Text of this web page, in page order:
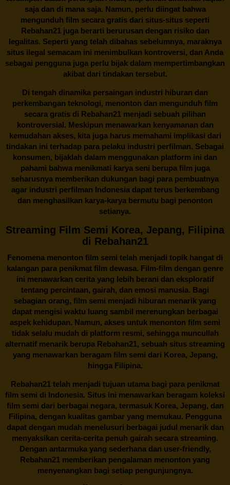
saja dan di mana saja. Namun, perlu diingat bahwa
mengunduh film secara gratis dari situs-situs seperti
Rebahan21 juga berarti berurusan dengan risiko dan
legalitas. Seperti yang telah dibahas sebelumnya, maraknya
situs ilegal semacam ini menimbulkan kontroversi, dan Anda
sebagai pengguna juga perlu bijak dalam mempertimbangkan
akibat dari tindakan tersebut.
Di tengah dinamika persaingan industri hiburan dan
perkembangan teknologi, menonton dan mengunduh film
secara gratis di Rebahan21 menjadi sebuah pilihan
kontroversial. Meskipun menawarkan kenyamanan dan
kemudahan akses, kita juga harus memahami implikasi dari
tindakan ini terhadap para pelaku industri perfilman. Sebagai
konsumen, bijaklah dalam menggunakan platform ini dan
pahami bahwa menikmati karya seni berupa film juga
seharusnya memberikan dukungan bagi para pembuatnya
agar industri perfilman Indonesia dapat terus berkembang
dan menghasilkan karya-karya bermutu bagi penonton
setianya.
Streaming Film Semi Korea, Jepang, Filipina
di Rebahan21
Fenomena menonton film semi telah menjadi topik hangat di
kalangan para penikmat film dewasa. Film-film dengan genre
ini menawarkan cerita yang lebih berani dan eksploratif
tentang percintaan, gairah, dan emosi manusia. Bagi
sebagian orang, film semi menjadi hiburan menarik yang
dapat mengisi waktu luang sambil merenungkan berbagai
aspek kehidupan. Namun, akses untuk menonton film semi
tidak selalu mudah di platform resmi, sehingga muncullah
alternatif menarik berupa Rebahan21, sebuah situs streaming
yang menawarkan beragam film semi dari Korea, Jepang,
hingga Filipina.
Rebahan21telah menjadi tujuan utama bagi para penikmat
film semi di Indonesia. Situs ini menawarkan beragam koleksi
film semi dari berbagai negara, termasuk Korea, Jepang, dan
Filipina, dengan kualitas gambar yang memukau. Pengguna
dapat dengan mudah menelusuri berbagai judul menarik dan
menyaksikan cerita-cerita penuh gairah secara streaming.
Dengan antarmuka yang sederhana dan user-friendly,
Rebahan21 memberikan pengalaman menonton yang
menyenangkan bagi setiap pengunjungnya.